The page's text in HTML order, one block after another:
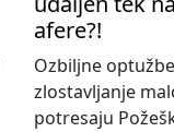
afere?!
Ozbiljne
zlostavljanje
potresaju